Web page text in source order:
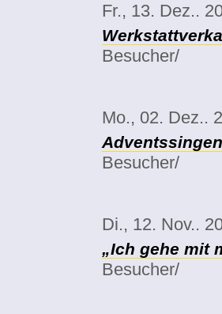
Fr., 13. Dez..
Besucher/
Mo., 02. Dez..
Adventssingen
Besucher/
Di., 12. Nov..
„Ich gehe mit
Besucher/